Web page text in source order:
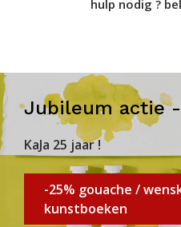
hulp nodig ?
Jubileum actie
KaJa 25 jaar !
-25% gouache /
kunstboeken